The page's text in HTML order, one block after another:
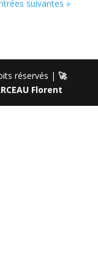
suivantes »
réservés | 🚀
Florent